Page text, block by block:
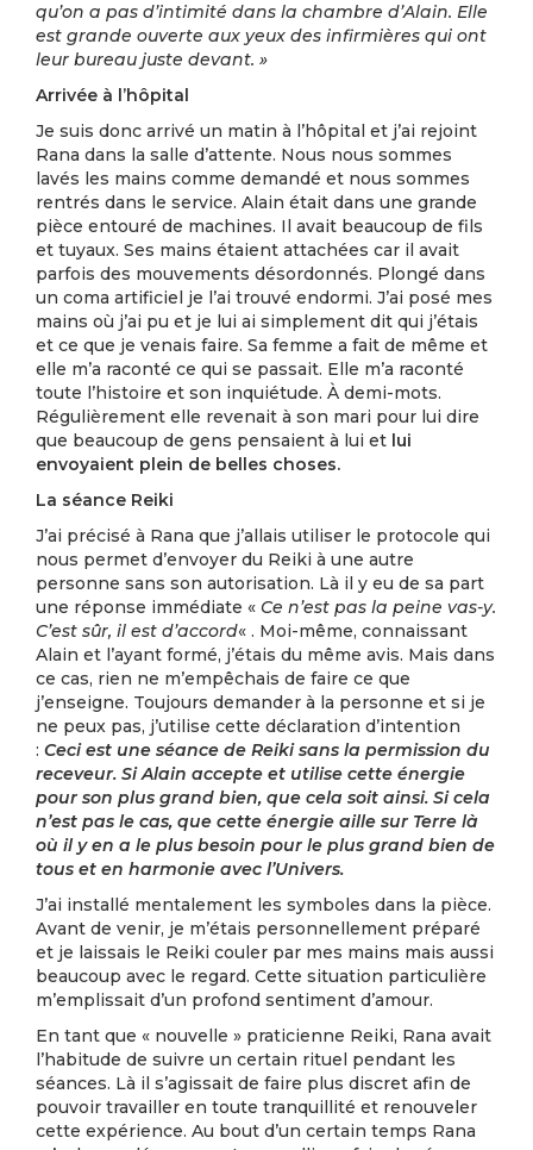
qu’on a pas d’intimité dans la chambre d’Alain. Elle
est grande ouverte aux yeux des infirmières qui ont
leur bureau juste devant. »
Arrivée à l’hôpital
Je suis donc arrivé un matin à l’hôpital et j’ai rejoint
Rana dans la salle d’attente. Nous nous sommes
lavés les mains comme demandé et nous sommes
rentrés dans le service. Alain était dans une grande
pièce entouré de machines. Il avait beaucoup de fils
et tuyaux. Ses mains étaient attachées car il avait
parfois des mouvements désordonnés. Plongé dans
un coma artificiel je l’ai trouvé endormi. J’ai posé mes
mains où j’ai pu et je lui ai simplement dit qui j’étais
et ce que je venais faire. Sa femme a fait de même et
elle m’a raconté ce qui se passait. Elle m’a raconté
toute l’histoire et son inquiétude. À demi-mots.
Régulièrement elle revenait à son mari pour lui dire
que beaucoup de gens pensaient à lui et lui
envoyaient plein de belles choses.
La séance Reiki
J’ai précisé à Rana que j’allais utiliser le protocole qui
nous permet d’envoyer du Reiki à une autre
personne sans son autorisation. Là il y eu de sa part
une réponse immédiate « Ce n’est pas la peine vas-y.
C’est sûr, il est d’accord« . Moi-même, connaissant
Alain et l’ayant formé, j’étais du même avis. Mais dans
ce cas, rien ne m’empêchais de faire ce que
j’enseigne. Toujours demander à la personne et si je
ne peux pas, j’utilise cette déclaration d’intention
: Ceci est une séance de Reiki sans la permission du
receveur. Si Alain accepte et utilise cette énergie
pour son plus grand bien, que cela soit ainsi. Si cela
n’est pas le cas, que cette énergie aille sur Terre là
où il y en a le plus besoin pour le plus grand bien de
tous et en harmonie avec l’Univers.
J’ai installé mentalement les symboles dans la pièce.
Avant de venir, je m’étais personnellement préparé
et je laissais le Reiki couler par mes mains mais aussi
beaucoup avec le regard. Cette situation particulière
m’emplissait d’un profond sentiment d’amour.
En tant que « nouvelle » praticienne Reiki, Rana avait
l’habitude de suivre un certain rituel pendant les
séances. Là il s’agissait de faire plus discret afin de
pouvoir travailler en toute tranquillité et renouveler
cette expérience. Au bout d’un certain temps Rana